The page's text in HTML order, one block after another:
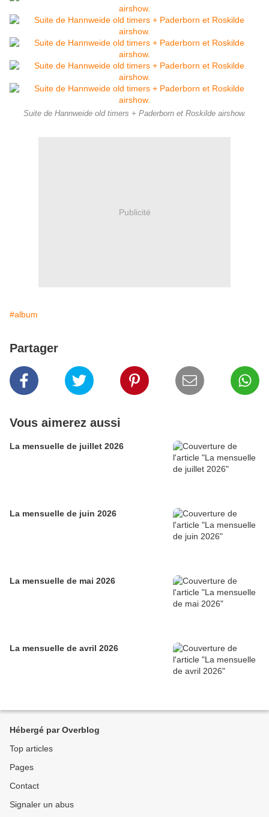
Suite de Hannweide old timers + Paderborn et Roskilde airshow.
Publicité
#album
Partager
Vous aimerez aussi
La mensuelle de juillet 2026
La mensuelle de juin 2026
La mensuelle de mai 2026
La mensuelle de avril 2026
Hébergé par Overblog
Top articles
Pages
Contact
Signaler un abus